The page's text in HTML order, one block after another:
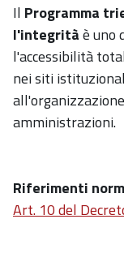
Il Programma
l'integritàè uno
l'accessibilità
nei siti
amministrazioni.
Riferimenti
Art. 10 del